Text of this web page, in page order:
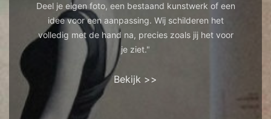
Deel je eigen foto, een bestaand kunstwerk of een
idee voor een aanpassing. Wij schilderen het
volledig met de hand na, precies zoals jij het voor
je ziet."
Bekijk >>